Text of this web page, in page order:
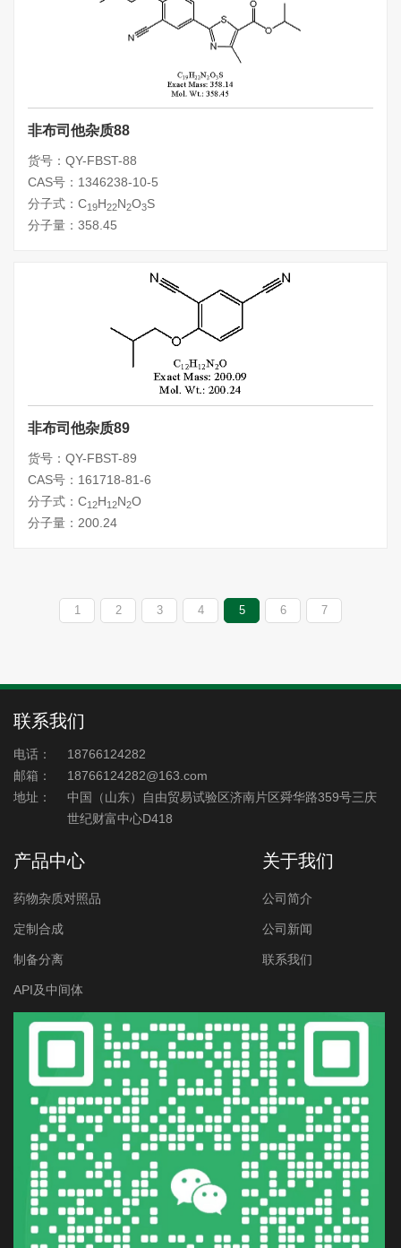
非布司他杂质88
货号：QY-FBST-88
CAS号：1346238-10-5
分子式：C19H22N2O3S
分子量：358.45
非布司他杂质89
货号：QY-FBST-89
CAS号：161718-81-6
分子式：C12H12N2O
分子量：200.24
1 2 3 4 5 6 7
联系我们
电话：
18766124282
邮箱：
18766124282@163.com
地址：
中国（山东）自由贸易试验区济南片区舜华路359号三庆
世纪财富中心D418
产品中心
药物杂质对照品
定制合成
制备分离
API及中间体
关于我们
公司简介
公司新闻
联系我们